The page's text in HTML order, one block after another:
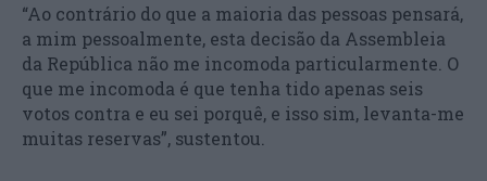
“Ao contrário do que a maioria das pessoas pensará,
a mim pessoalmente, esta decisão da Assembleia
da República não me incomoda particularmente. O
que me incomoda é que tenha tido apenas seis
votos contra e eu sei porquê, e isso sim, levanta-me
muitas reservas”, sustentou.